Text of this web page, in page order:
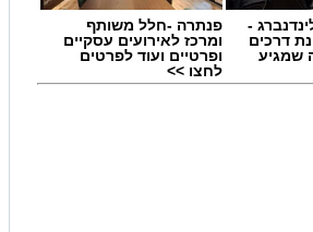
-
דרכים
שמגיע
פנתרה -חלל משותף
ומרכז לאירועים עסקיים
ופרטיים ועוד לפרטים
לחצו >>